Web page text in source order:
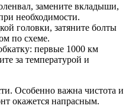
замените вкладыши,
необходимости.
головки, затяните болты
по схеме.
первые 1000 км
за температурой и
Особенно важна чистота и
окажется напрасным.